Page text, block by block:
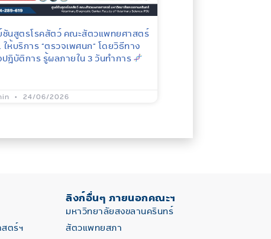
ชันสูตรโรคสัตว์ คณะสัตวแพทยศาสตร์
ให้บริการ “ตรวจเพศนก” โดยวิธีทาง
ฏิบัติการ รู้ผลภายใน 3 วันทำการ
24/06/2026
สตร์ฯ
ลิงก์อื่นๆ ภายนอกคณะฯ
มหาวิทยาลัยสงขลานครินทร์
สัตวแพทยสภา